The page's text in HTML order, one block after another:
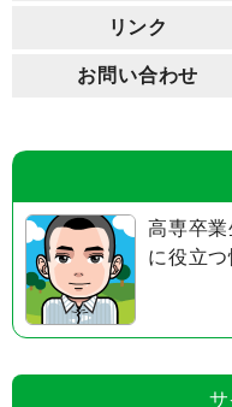
リンク
お問い合わせ
高専卒
に役立つ